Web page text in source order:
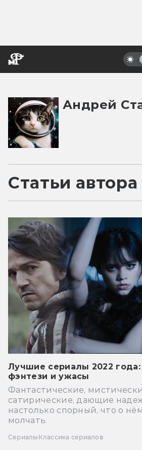
Андрей
Статьи автора
Лучшие сериалы 2022 года:
фэнтези и ужасы
Фантастические,
сатирические, дающие
настолько спорный, что о
молчать.
Сериалы Классика сериалов